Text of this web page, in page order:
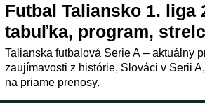
Futbal Taliansko 1. liga
tabuľka, program,
Talianska futbalová Serie A – aktuálny
zaujímavosti z histórie, Slováci v Serii
na priame prenosy.